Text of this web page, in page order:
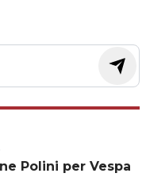
Polini per Vespa